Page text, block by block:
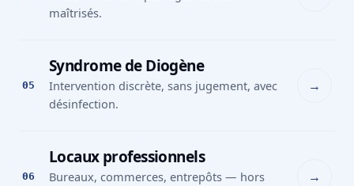
maîtrisés.
05
Syndrome de Diogène
Intervention discrète, sans jugement, avec
désinfection.
→
06
Locaux professionnels
Bureaux, commerces, entrepôts — hors
→